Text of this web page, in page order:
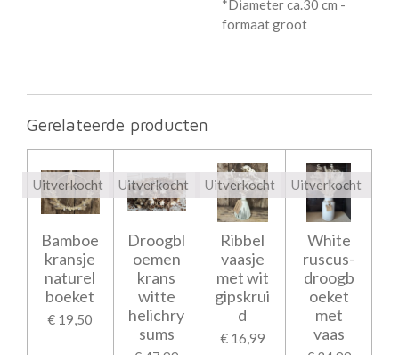
*Diameter ca.30 cm -
formaat groot
Gerelateerde producten
Uitverkocht
Bamboe
kransje
naturel
boeket
€ 19,50
Uitverkocht
Droogbl
oemen
krans
witte
helichry
sums
Uitverkocht
Ribbel
vaasje
met wit
gipskrui
d
€ 16,99
Uitverkocht
White
ruscus-
droogb
oeket
met
vaas